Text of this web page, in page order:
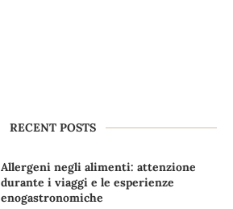
RECENT POSTS
Allergeni negli alimenti: attenzione
durante i viaggi e le esperienze
enogastronomiche